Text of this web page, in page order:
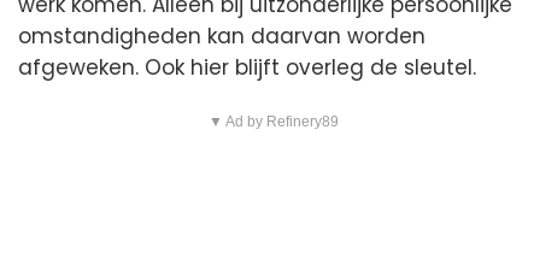
omstandigheden kan daarvan worden
afgeweken. Ook hier blijft overleg de sleutel.
▼ Ad by Refinery89